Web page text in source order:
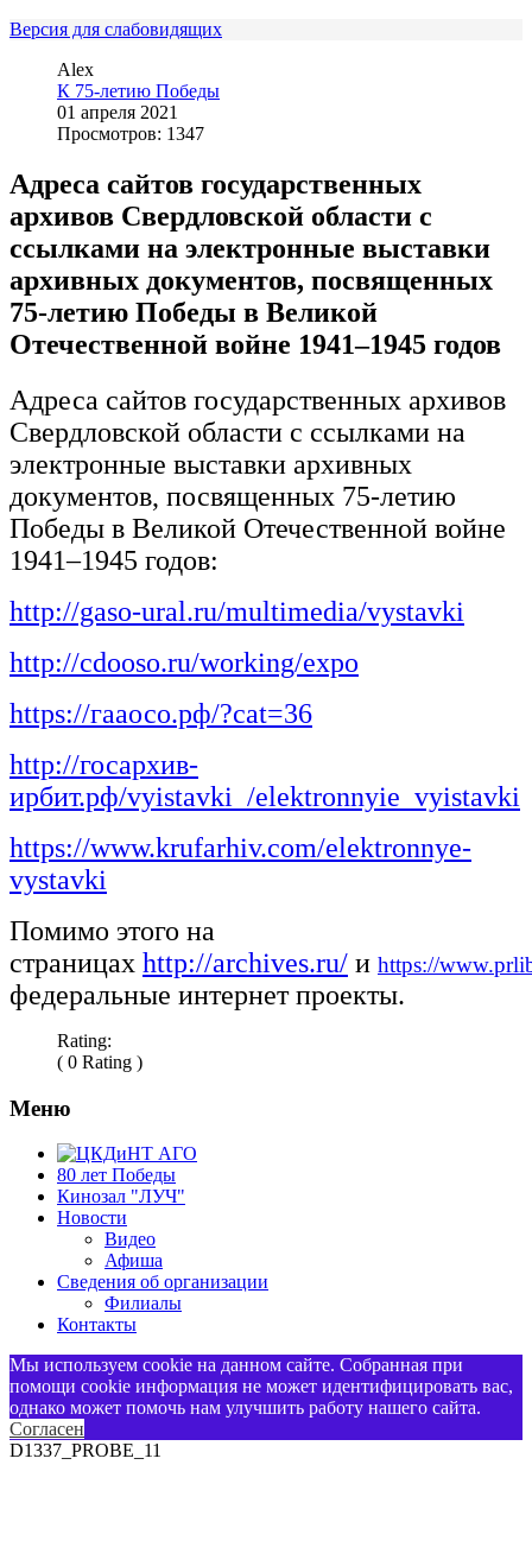
Версия для слабовидящих
Alex
К 75-летию Победы
01 апреля 2021
Просмотров: 1347
Адреса сайтов государственных
архивов Свердловской области с
ссылками на электронные выставки
архивных документов, посвященных
75-летию Победы в Великой
Отечественной войне 1941–1945 годов
Адреса сайтов государственных архивов
Свердловской области с ссылками на
электронные выставки архивных
документов, посвященных 75-летию
Победы в Великой Отечественной войне
1941–1945 годов:
http://gaso-ural.ru/multimedia/vystavki
http://cdooso.ru/working/expo
https://гааосо.рф/?cat=36
http://госархив-
ирбит.рф/vyistavki_/elektronnyie_vyistavki
https://www.krufarhiv.com/elektronnye-
vystavki
Помимо этого на
страницах http://archives.ru/ и https://
федеральные интернет проекты.
Rating:
( 0 Rating )
Меню
80 лет Победы
Кинозал "ЛУЧ"
Новости
Видео
Афиша
Сведения об организации
Филиалы
Контакты
Мы используем cookie на данном сайте. Собранная при
помощи cookie информация не может идентифицировать вас,
однако может помочь нам улучшить работу нашего сайта.
Согласен